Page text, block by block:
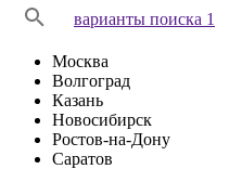
варианты поиска 1
Москва
Волгоград
Казань
Новосибирск
Ростов-на-Дону
Саратов